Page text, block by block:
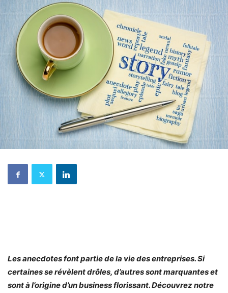
Les anecdotes font partie de la vie des entreprises. Si
certaines se révèlent drôles, d’autres sont marquantes et
sont à l’origine d’un business florissant. Découvrez notre